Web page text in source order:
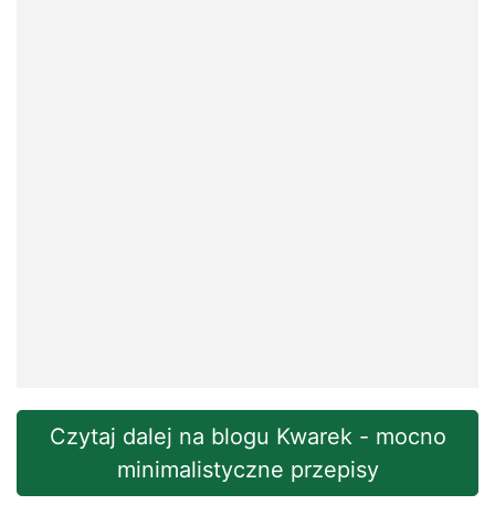
Czytaj dalej na blogu Kwarek - mocno
minimalistyczne przepisy